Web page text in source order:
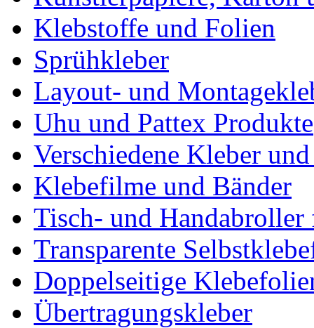
Klebstoffe und Folien
Sprühkleber
Layout- und
Uhu und Pattex Produkte
Verschiedene Kleber
Klebefilme und Bänder
Tisch- und
Transparente
Doppelseitige
Übertragungskleber